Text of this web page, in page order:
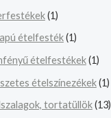
(1)
ételfesték(1)
ételfestékek(1)
ételszínezékek(1)
tortatüllök(13)